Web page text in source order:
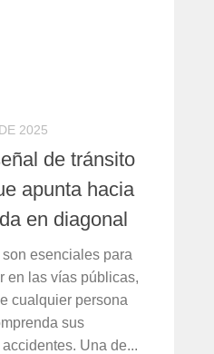
2025
de tránsito
apunta hacia
en diagonal
esenciales para
en las vías públicas,
cualquier persona
sus
Una de...